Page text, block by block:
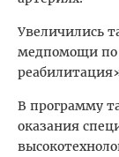
Увеличились
медпомощи
В программу
оказания